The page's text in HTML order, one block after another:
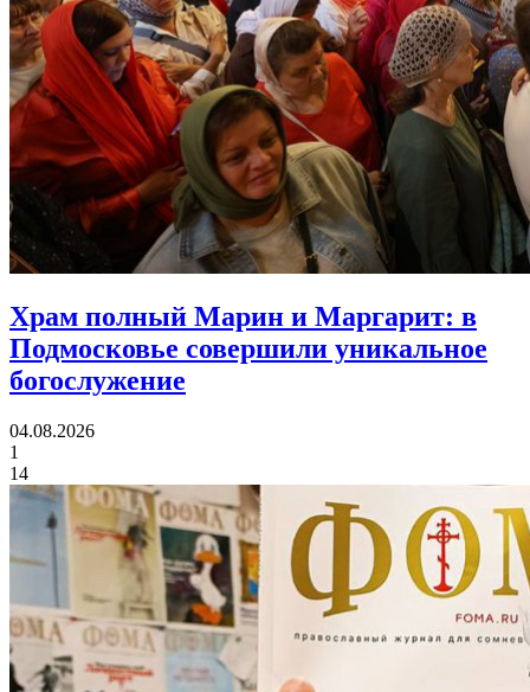
Храм полный Марин и Маргарит: в
Подмосковье совершили уникальное
богослужение
04.08.2026
1
14